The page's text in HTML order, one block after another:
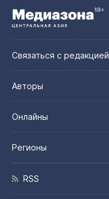
Связаться с редакцией
Авторы
Онлайны
Регионы
RSS